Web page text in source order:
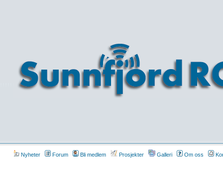
Nyheter Forum Bli medlem Prosjekter Galleri Om oss